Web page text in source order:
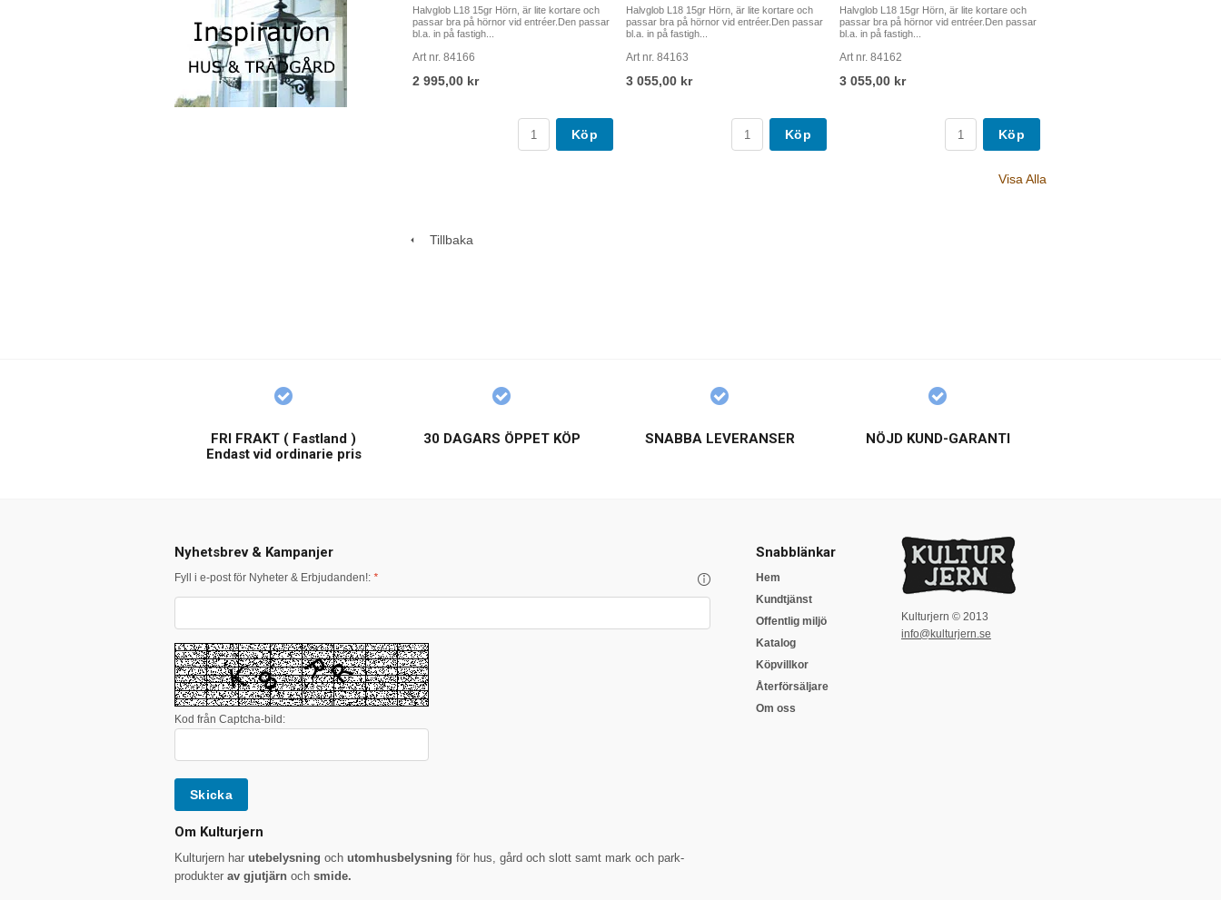
Halvglob L18 15gr Hörn, är lite kortare och
passar bra på hörnor vid entréer.Den passar
bl.a. in på fastigh...
Art nr. 84166
2 995,00 kr
Köp
Halvglob L18 15gr Hörn, är lite kortare och
passar bra på hörnor vid entréer.Den passar
bl.a. in på fastigh...
Art nr. 84163
3 055,00 kr
Köp
Halvglob L18 15gr Hörn, är lite kortare och
passar bra på hörnor vid entréer.Den passar
bl.a. in på fastigh...
Art nr. 84162
3 055,00 kr
Köp
Visa Alla
Tillbaka
FRI FRAKT ( Fastland )
Endast vid ordinarie pris
30 DAGARS ÖPPET KÖP SNABBA LEVERANSER NÖJD KUND-GARANTI
Nyhetsbrev & Kampanjer
Fyll i e-post för Nyheter & Erbjudanden!: *
Kod från Captcha-bild:
Om Kulturjern
Kulturjern har utebelysning och utomhusbelysning för hus, gård och slott samt mark och park-
produkter av gjutjärn och smide.
Snabblänkar
Hem
Kundtjänst
Offentlig miljö
Katalog
Köpvillkor
Återförsäljare
Om oss
Kulturjern © 2013
info@kulturjern.se